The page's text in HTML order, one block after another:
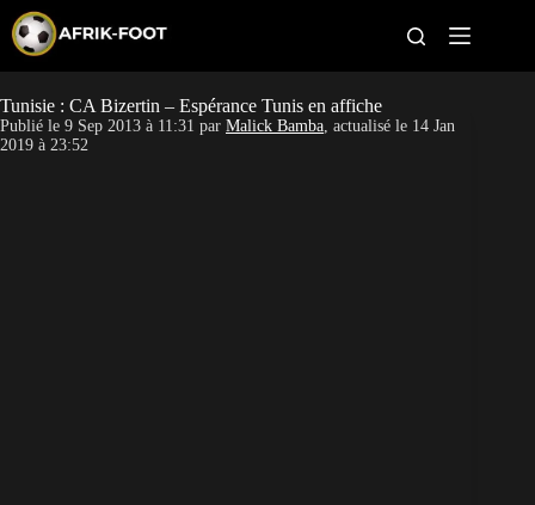
p
t
o
c
CAN féminine
Tunisie : CA Bizertin – Espérance Tunis en affiche
Publié le 9 Sep 2013 à 11:31 par Malick Bamba, actualisé le 14 Jan
2019 à 23:52